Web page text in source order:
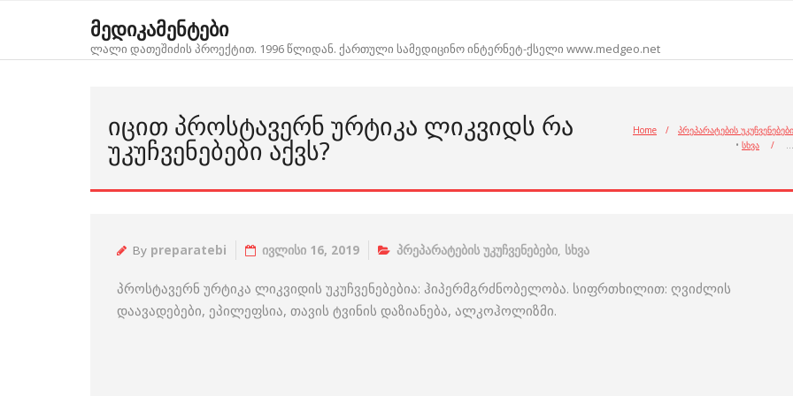
მედიკამენტები
ლალი დათეშიძის პროექტით. 1996 წლიდან. ქართული სამედიცინო ინტერნეტ-ქსელი www.medgeo.net
ᲘᲪᲘᲗ ᲞᲠᲝᲡᲢᲐᲕᲔᲠᲜ ᲣᲠᲢᲘᲙᲐ ᲚᲘᲙᲕᲘᲓᲡ ᲠᲐ
ᲣᲙᲣᲩᲕᲔᲜᲔᲑᲔᲑᲘ ᲐᲥᲕᲡ?
Home /
პრეპარატების უკუჩვენებები
• სხვა / …
By preparatebi ივლისი 16, 2019 პრეპარატების უკუჩვენებები, სხვა
პროსტავერნ ურტიკა ლიკვიდის უკუჩვენებებია: ჰიპერმგრძნობელობა. სიფრთხილით: ღვიძლის
დაავადებები, ეპილეფსია, თავის ტვინის დაზიანება, ალკოჰოლიზმი.